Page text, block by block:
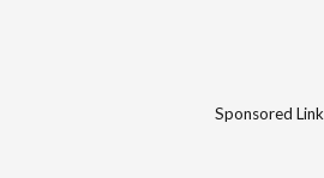
Sponsored Link